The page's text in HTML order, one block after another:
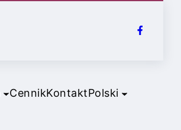
CennikKontaktPolski